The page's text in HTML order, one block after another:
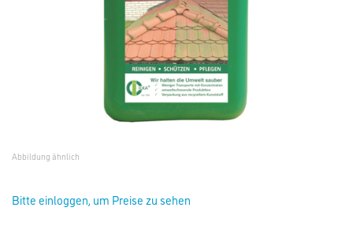
Abbildung ähnlich
Bitte einloggen, um Preise zu sehen